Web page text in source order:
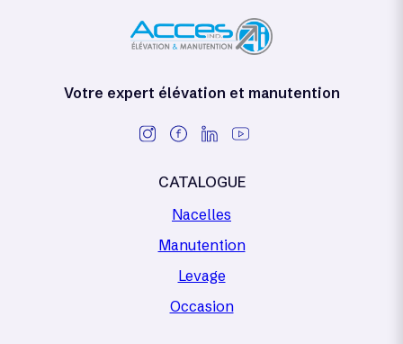
Votre expert élévation et manutention
CATALOGUE
Nacelles
Manutention
Levage
Occasion